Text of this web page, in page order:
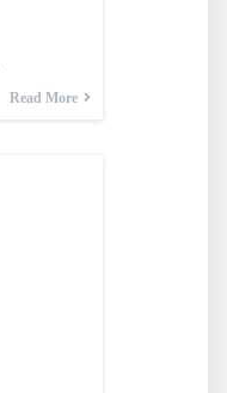
Read More